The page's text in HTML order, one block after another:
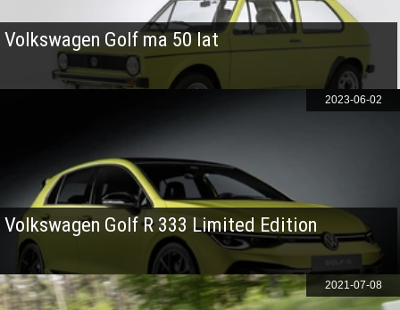
Volkswagen Golf ma 50 lat
Volkswagen Golf R 333 Limited Edition
2023-06-02
2021-07-08